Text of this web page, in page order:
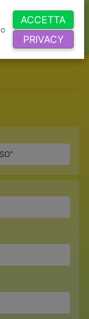
ACCETTA
PRIVACY